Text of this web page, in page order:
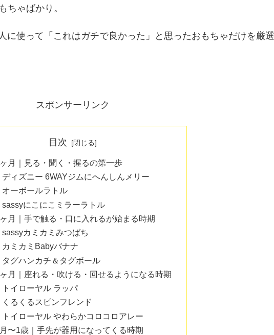
ちゃばかり。
に使って「これはガチで良かった」と思ったおもちゃだけを厳選
スポンサーリンク
目次
月｜見る・聞く・握るの第一歩
ィズニー 6WAYジムにへんしんメリー
ーボールラトル
にこにこミラーラトル
月｜手で触る・口に入れるが始まる時期
カミカミみつばち
ミカミBabyバナナ
グハンカチ＆タグボール
月｜座れる・吹ける・回せるようになる時期
イローヤル ラッパ
るくるスピンフレンド
イローヤル やわらかコロコロアレー
〜1歳｜手先が器用になってくる時期